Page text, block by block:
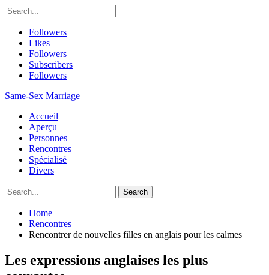
Followers
Likes
Followers
Subscribers
Followers
Same-Sex Marriage
Accueil
Aperçu
Personnes
Rencontres
Spécialisé
Divers
Home
Rencontres
Rencontrer de nouvelles filles en anglais pour les calmes
Les expressions anglaises les plus